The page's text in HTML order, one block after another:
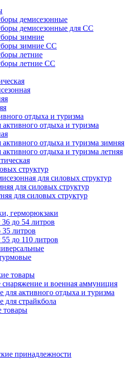
демисезонные
демисезонные для СС
зимние
зимние СС
летние
летние СС
отдыха и туризма
отдыха и туризма
отдыха и туризма зимняя
отдыха и туризма летняя
структур
для силовых структур
для силовых структур
для силовых структур
герморюкзаки
до 54 литров
литров
до 110 литров
товары
и военная аммуниция
для активного отдыха и туризма
для страйкбола
товары
принадлежности